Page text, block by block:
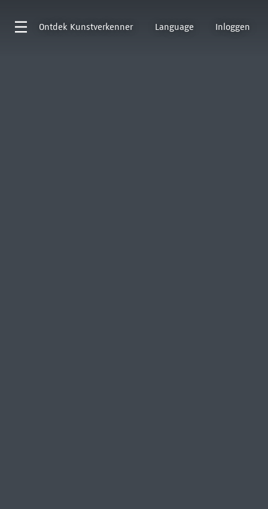
Ontdek Kunstverkenner Language Inloggen